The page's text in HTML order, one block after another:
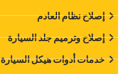
‏إصلاح نظام العادم‏
‏إصلاح وترميم جلد السيارة‏
‏خدمات أدوات هيكل السيارة‏